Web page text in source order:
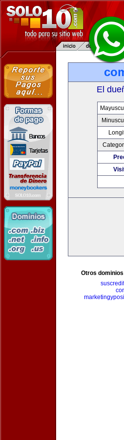
El
Otros